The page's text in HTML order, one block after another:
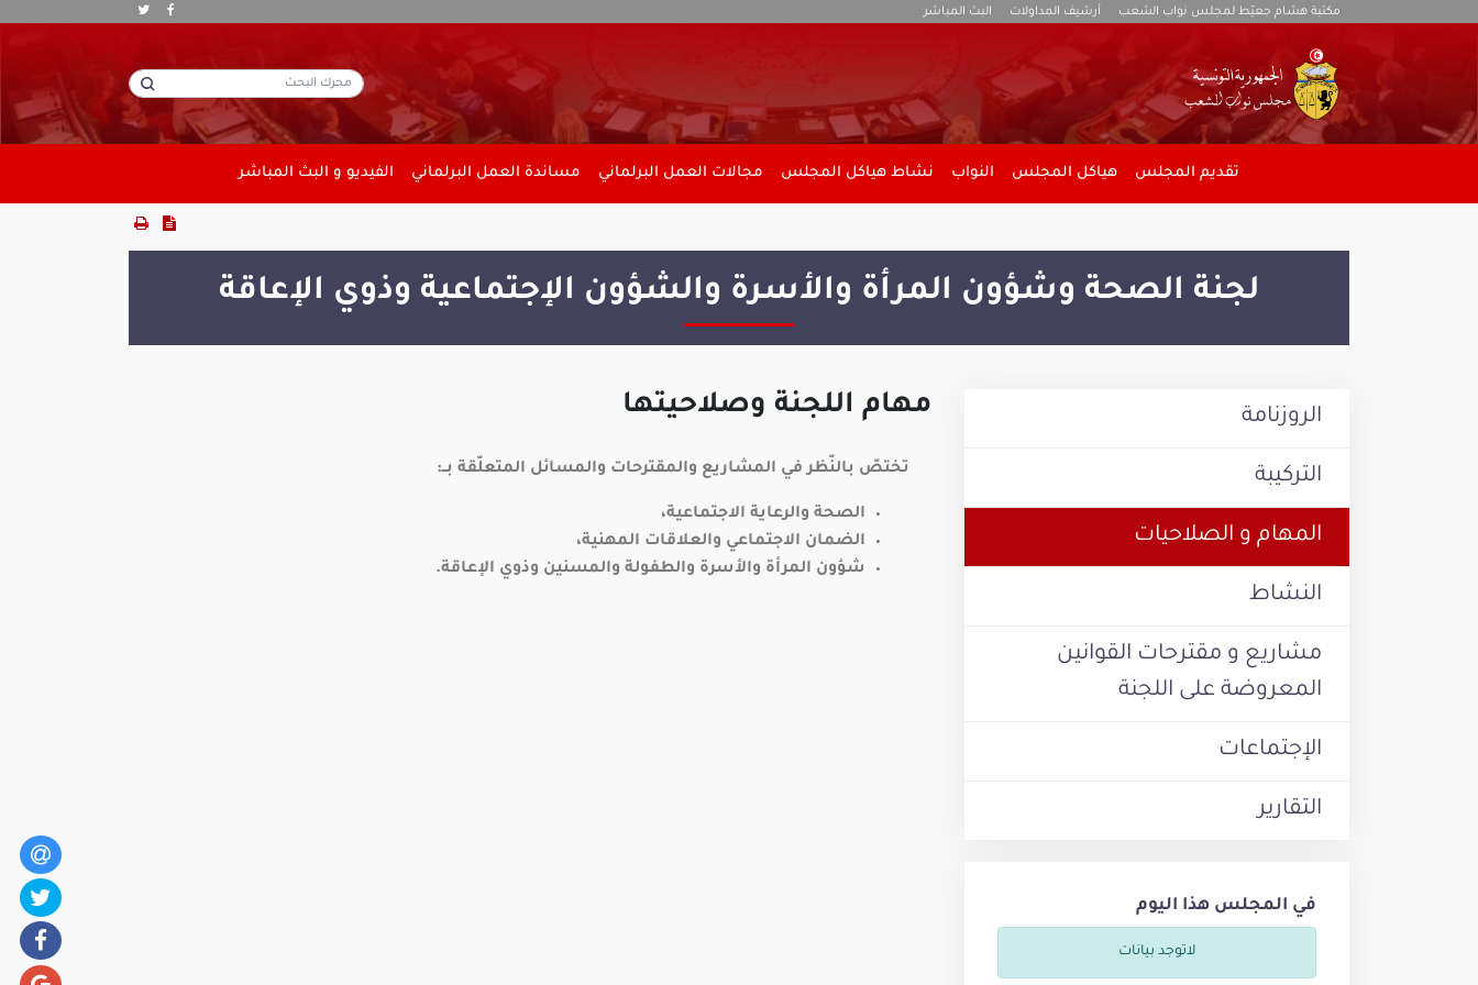
مكتبة هشام جعيّط لمجلس نواب الشعب أرشيف المداولات البث المباشر
تقديم المجلس هياكل المجلس النواب نشاط هياكل المجلس مجالات العمل البرلماني مساندة العمل البرلماني الفيديو و البث المباشر
لجنة الصحة وشؤون المرأة والأسرة والشؤون الإجتماعية وذوي الإعاقة
الروزنامة
التركيبة
المهام و الصلاحيات
النشاط
مشاريع و مقترحات القوانين
المعروضة على اللجنة
الإجتماعات
التقارير
في المجلس هذا اليوم
لاتوجد بيانات
مهام اللجنة وصلاحيتها
تختصّ بالنّظر في المشاريع والمقترحات والمسائل المتعلّقة بــ:
الصحة والرعاية الاجتماعية،
الضمان الاجتماعي والعلاقات المهنية،
شؤون المرأة والأسرة والطفولة والمسنين وذوي الإعاقة.